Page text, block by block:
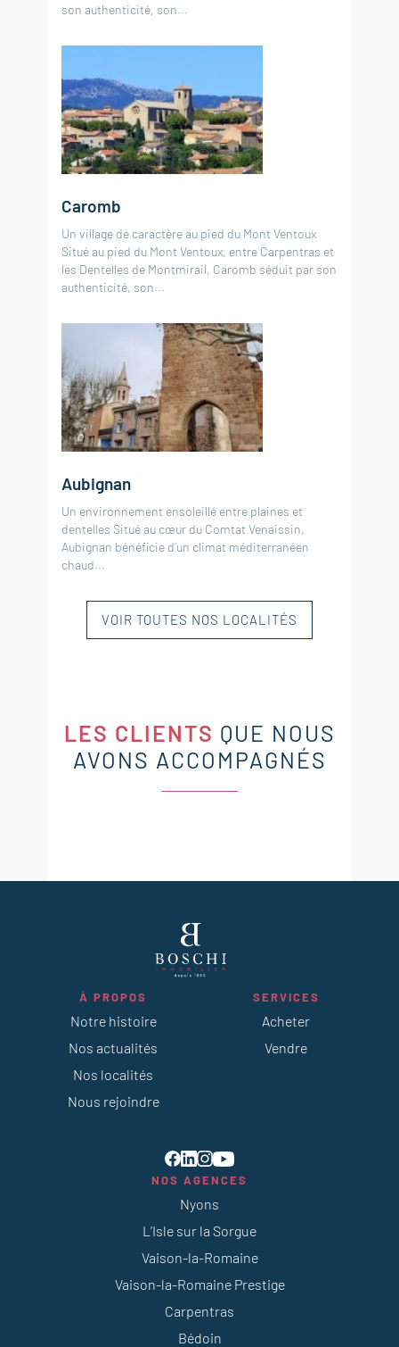
son authenticité, son...
Caromb
Un village de caractère au pied du Mont Ventoux
Situé au pied du Mont Ventoux, entre Carpentras et
les Dentelles de Montmirail, Caromb séduit par son
authenticité, son...
Aubignan
Un environnement ensoleillé entre plaines et
dentelles Situé au cœur du Comtat Venaissin,
Aubignan bénéficie d’un climat méditerranéen
chaud...
VOIR TOUTES NOS LOCALITÉS
LES CLIENTS QUE NOUS
AVONS ACCOMPAGNÉS
À PROPOS
Notre histoire
Nos actualités
Nos localités
Nous rejoindre
SERVICES
Acheter
Vendre
NOS AGENCES
Nyons
L’Isle sur la Sorgue
Vaison-la-Romaine
Vaison-la-Romaine Prestige
Carpentras
Bédoin